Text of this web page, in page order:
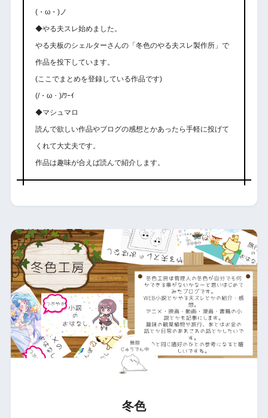
(・ω・)ノ
◆やる夫スレ始めました。
やる夫板のシェルターさんの「冬色のやる夫スレ製作所」で
作品を投下しています。
(ここでまとめを登録している作品です)
(/・ω・)/ﾜｰｲ
◆マシュマロ
読んで欲しい作品やブログの感想とかあったら手軽に投げて
くれて大丈夫です。
作品は趣味が合えば読んで紹介します。
冬色